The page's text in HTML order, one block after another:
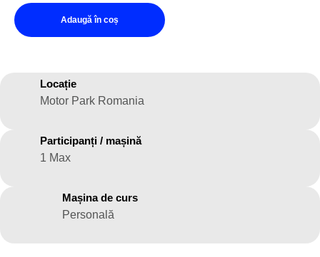
Adaugă în coș
Locație
Motor Park Romania
Participanți / mașină
1 Max
Mașina de curs
Personală